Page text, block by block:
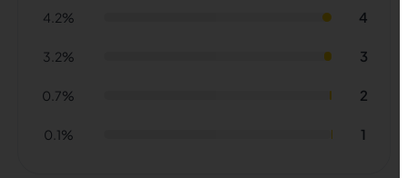
4.2%
3.2%
0.7%
0.1%